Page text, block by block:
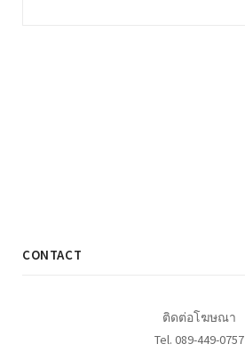
CONTACT
ติดต่อโฆษณา
Tel. 089-449-0757